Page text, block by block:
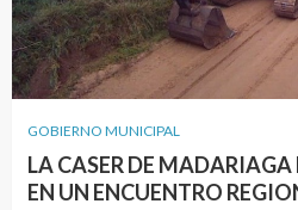
GOBIERNO MUNICIPAL
LA CASER DE
EN UN ENCUENTRO